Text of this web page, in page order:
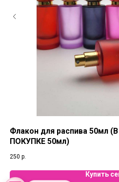
Флакон для распива 50мл
ПОКУПКЕ 50мл)
250 р.
Купить